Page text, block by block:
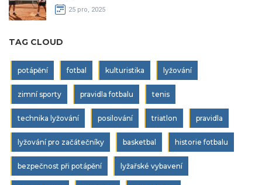
25 pro, 2025
TAG CLOUD
potápění fotbal kulturistika lyžování
zimní sporty pravidla fotbalu tenis
technika lyžování posilování triatlon pravidla
lyžování pro začátečníky basketbal historie fotbalu
bezpečnost při potápění lyžařské vybavení